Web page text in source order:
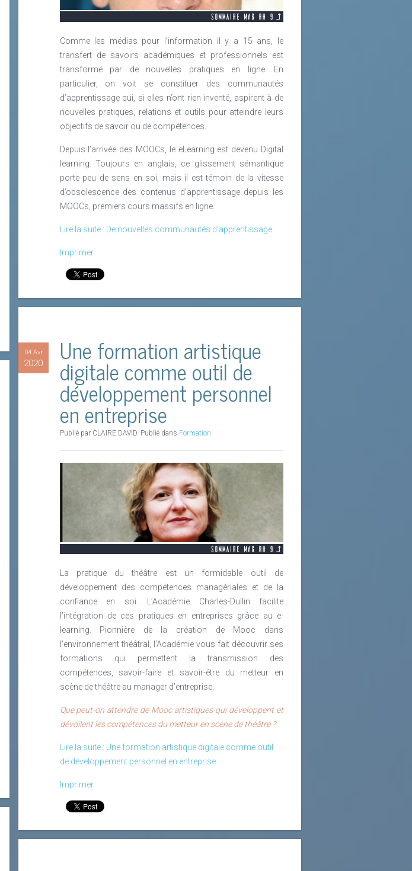
Comme les médias pour l’information il y a 15 ans, le
transfert de savoirs académiques et professionnels est
transformé par de nouvelles pratiques en ligne. En
particulier, on voit se constituer des communautés
d’apprentissage qui, si elles n’ont rien inventé, aspirent à de
nouvelles pratiques, relations et outils pour atteindre leurs
objectifs de savoir ou de compétences.
Depuis l’arrivée des MOOCs, le eLearning est devenu Digital
learning. Toujours en anglais, ce glissement sémantique
porte peu de sens en soi, mais il est témoin de la vitesse
d’obsolescence des contenus d’apprentissage depuis les
MOOCs, premiers cours massifs en ligne.
Lire la suite : De nouvelles communautés d’apprentissage
Imprimer
04 Avr
2020 Une formation artistique
digitale comme outil de
développement personnel
en entreprise
Publié par CLAIRE DAVID. Publié dans Formation
La pratique du théâtre est un formidable outil de
développement des compétences managériales et de la
confiance en soi. L’Académie Charles-Dullin facilite
l’intégration de ces pratiques en entreprises grâce au e-
learning. Pionnière de la création de Mooc dans
l’environnement théâtral, l’Académie vous fait découvrir ses
formations qui permettent la transmission des
compétences, savoir-faire et savoir-être du metteur en
scène de théâtre au manager d’entreprise.
Que peut-on attendre de Mooc artistiques qui développent et
dévoilent les compétences du metteur en scène de théâtre ?
Lire la suite : Une formation artistique digitale comme outil
de développement personnel en entreprise
Imprimer